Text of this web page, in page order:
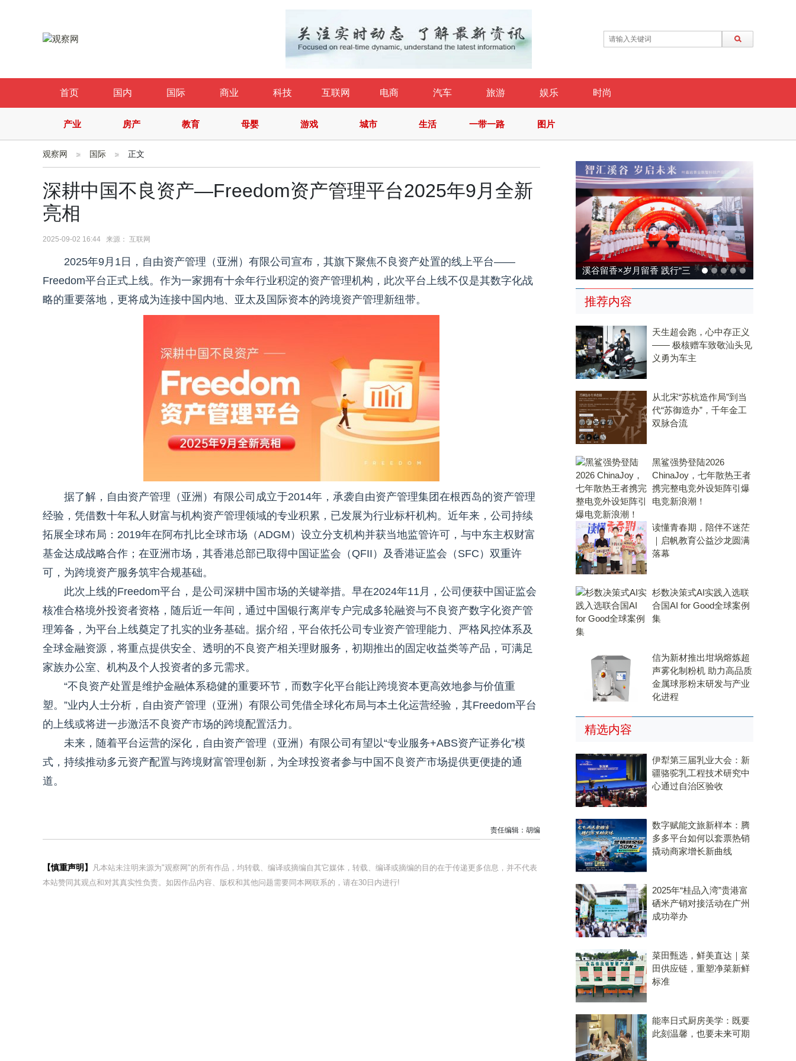
首页 国内 国际 商业 科技 互联网 电商 汽车 旅游 娱乐 时尚
产业 房产 教育 母婴 游戏 城市 生活 一带一路 图片
观察网 国际 正文
深耕中国不良资产—Freedom资产管理平台2025年9月全新
亮相
2025-09-02 16:44 来源： 互联网
2025年9月1日，自由资产管理（亚洲）有限公司宣布，其旗下聚焦不良资产处置的线上平台——
Freedom平台正式上线。作为一家拥有十余年行业积淀的资产管理机构，此次平台上线不仅是其数字化战
略的重要落地，更将成为连接中国内地、亚太及国际资本的跨境资产管理新纽带。
据了解，自由资产管理（亚洲）有限公司成立于2014年，承袭自由资产管理集团在根西岛的资产管理
经验，凭借数十年私人财富与机构资产管理领域的专业积累，已发展为行业标杆机构。近年来，公司持续
拓展全球布局：2019年在阿布扎比全球市场（ADGM）设立分支机构并获当地监管许可，与中东主权财富
基金达成战略合作；在亚洲市场，其香港总部已取得中国证监会（QFII）及香港证监会（SFC）双重许
可，为跨境资产服务筑牢合规基础。
此次上线的Freedom平台，是公司深耕中国市场的关键举措。早在2024年11月，公司便获中国证监会
核准合格境外投资者资格，随后近一年间，通过中国银行离岸专户完成多轮融资与不良资产数字化资产管
理筹备，为平台上线奠定了扎实的业务基础。据介绍，平台依托公司专业资产管理能力、严格风控体系及
全球金融资源，将重点提供安全、透明的不良资产相关理财服务，初期推出的固定收益类等产品，可满足
家族办公室、机构及个人投资者的多元需求。
“不良资产处置是维护金融体系稳健的重要环节，而数字化平台能让跨境资本更高效地参与价值重
塑。”业内人士分析，自由资产管理（亚洲）有限公司凭借全球化布局与本土化运营经验，其Freedom平台
的上线或将进一步激活不良资产市场的跨境配置活力。
未来，随着平台运营的深化，自由资产管理（亚洲）有限公司有望以“专业服务+ABS资产证券化”模
式，持续推动多元资产配置与跨境财富管理创新，为全球投资者参与中国不良资产市场提供更便捷的通
道。
责任编辑：胡编
【慎重声明】
凡本站未注明来源为"观察网"的所有作品，均转载、编译或摘编自其它媒体，转载、编译或摘编的目的在于传递更多信息，并不代表
本站赞同其观点和对其真实性负责。如因作品内容、版权和其他问题需要同本网联系的，请在30日内进行!
溪谷留香×岁月留香 践行“三
茶统筹”，传承传统，科技兴
推荐内容
天生超会跑，心中存正义
—— 极核赠车致敬汕头见
义勇为车主
从北宋“苏杭造作局”到当
代“苏御造办”，千年金工
双脉合流
黑鲨强势登陆2026
ChinaJoy，七年散热王者
携完整电竞外设矩阵引爆
电竞新浪潮！
读懂青春期，陪伴不迷茫
｜启帆教育公益沙龙圆满
落幕
杉数决策式AI实践入选联
合国AI for Good全球案例
集
信为新材推出坩埚熔炼超
声雾化制粉机 助力高品质
金属球形粉末研发与产业
化进程
精选内容
伊犁第三届乳业大会：新
疆骆驼乳工程技术研究中
心通过自治区验收
数字赋能文旅新样本：腾
多多平台如何以套票热销
撬动商家增长新曲线
2025年“桂品入湾”贵港富
硒米产销对接活动在广州
成功举办
菜田甄选，鲜美直达｜菜
田供应链，重塑净菜新鲜
标准
能率日式厨房美学：既要
此刻温馨，也要未来可期